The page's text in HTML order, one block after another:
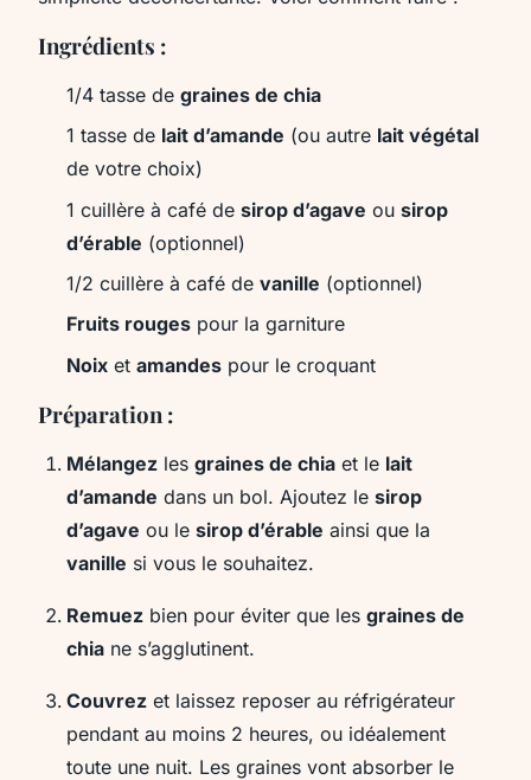
Ingrédients :
1/4 tasse de graines de chia
1 tasse de lait d’amande (ou autre lait végétal
de votre choix)
1 cuillère à café de sirop d’agave ou sirop
d’érable (optionnel)
1/2 cuillère à café de vanille (optionnel)
Fruits rouges pour la garniture
Noix et amandes pour le croquant
Préparation :
Mélangez les graines de chia et le lait
d’amande dans un bol. Ajoutez le sirop
d’agave ou le sirop d’érable ainsi que la
vanille si vous le souhaitez.
Remuez bien pour éviter que les graines de
chia ne s’agglutinent.
Couvrez et laissez reposer au réfrigérateur
pendant au moins 2 heures, ou idéalement
toute une nuit. Les graines vont absorber le